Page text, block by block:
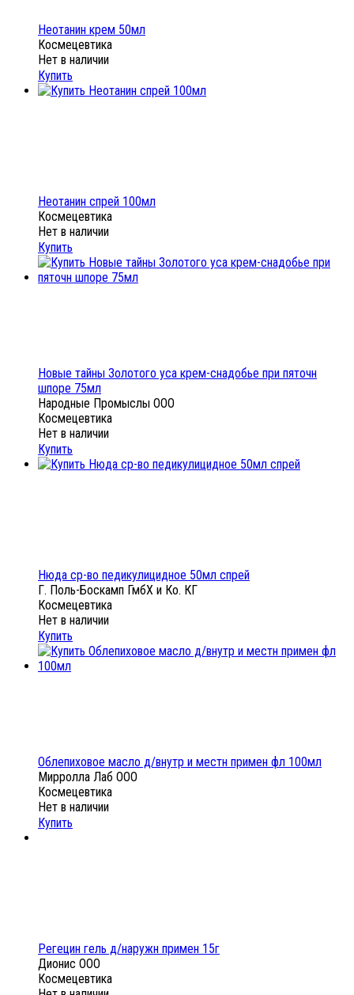
Неотанин крем 50мл
Космецевтика
Нет в наличии
Купить
Неотанин спрей 100мл
Космецевтика
Нет в наличии
Купить
Новые тайны Золотого уса крем-снадобье при пяточн
шпоре 75мл
Народные Промыслы ООО
Космецевтика
Нет в наличии
Купить
Нюда ср-во педикулицидное 50мл спрей
Г. Поль-Боскамп ГмбХ и Ко. КГ
Космецевтика
Нет в наличии
Купить
Облепиховое масло д/внутр и местн примен фл 100мл
Мирролла Лаб ООО
Космецевтика
Нет в наличии
Купить
Регецин гель д/наружн примен 15г
Дионис ООО
Космецевтика